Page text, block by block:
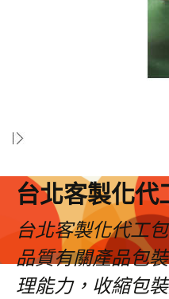
台北客製化代
台北客製化代工
品質有關產品包
理能力，收縮包